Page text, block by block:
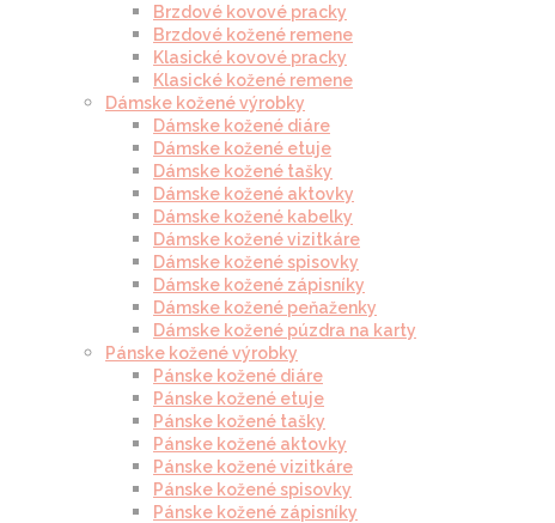
Brzdové kovové pracky
Brzdové kožené remene
Klasické kovové pracky
Klasické kožené remene
Dámske kožené výrobky
Dámske kožené diáre
Dámske kožené etuje
Dámske kožené tašky
Dámske kožené aktovky
Dámske kožené kabelky
Dámske kožené vizitkáre
Dámske kožené spisovky
Dámske kožené zápisníky
Dámske kožené peňaženky
Dámske kožené púzdra na karty
Pánske kožené výrobky
Pánske kožené diáre
Pánske kožené etuje
Pánske kožené tašky
Pánske kožené aktovky
Pánske kožené vizitkáre
Pánske kožené spisovky
Pánske kožené zápisníky